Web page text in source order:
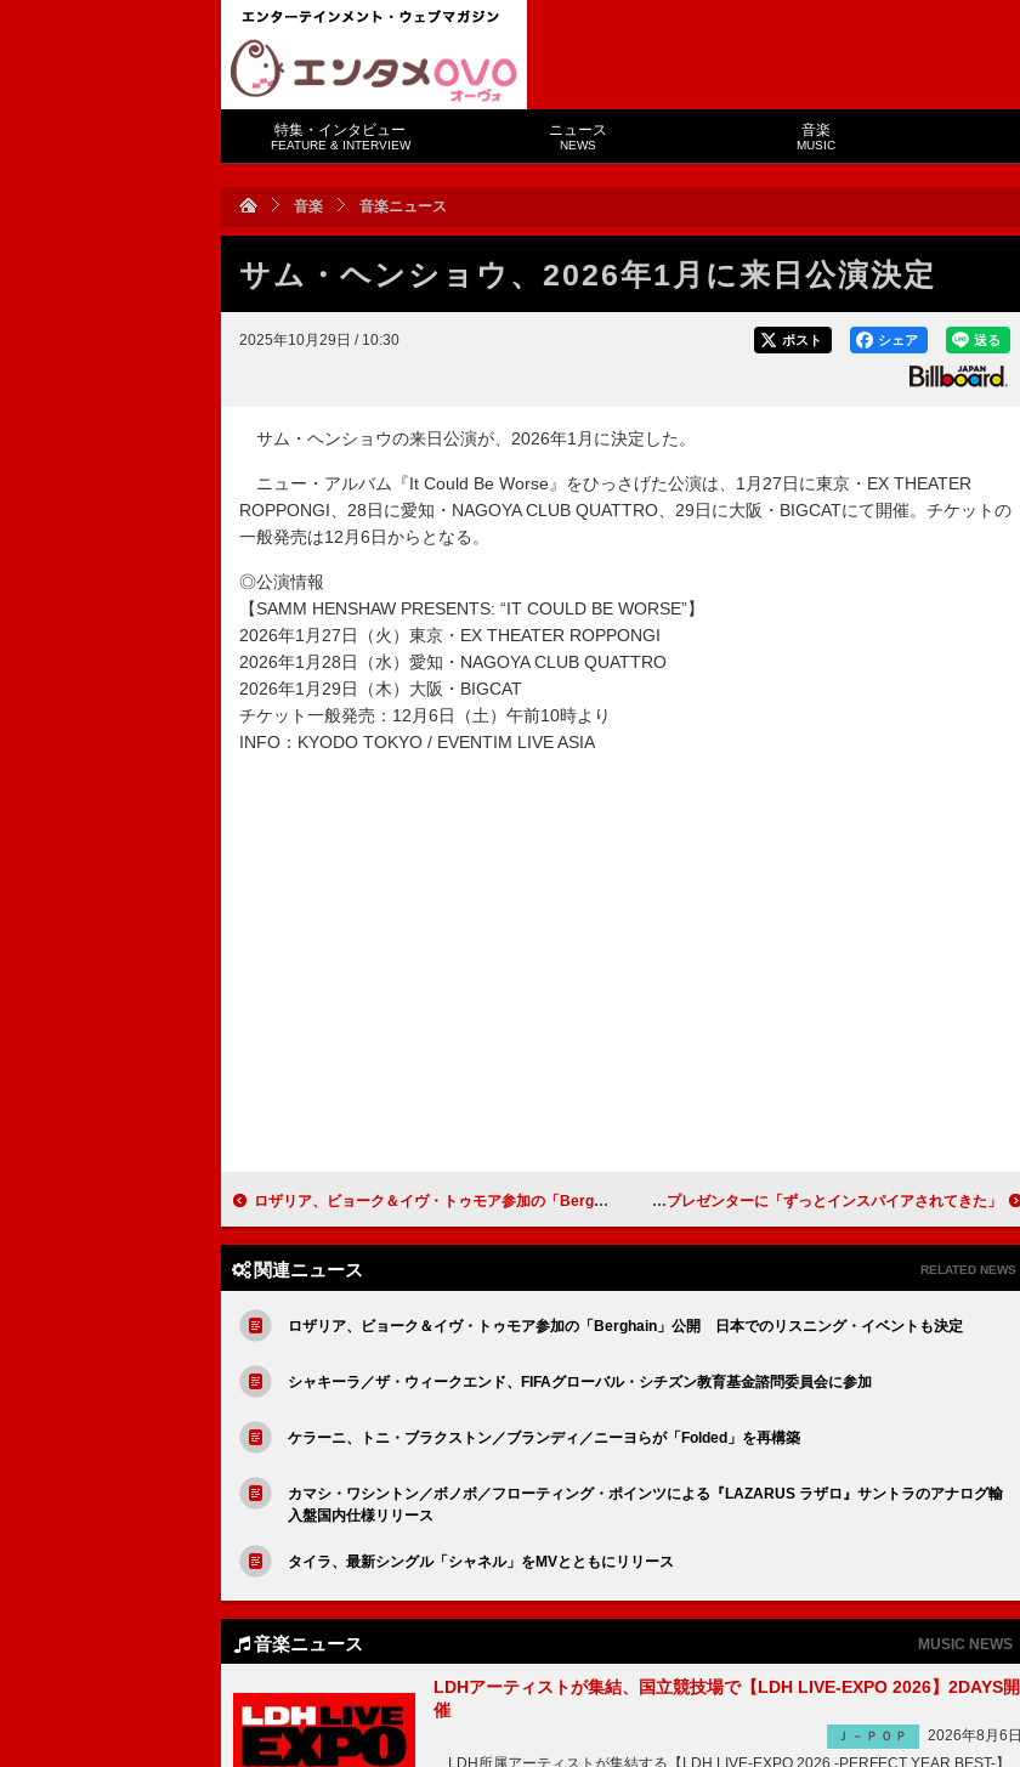
特集・インタビュー
FEATURE & INTERVIEW
ニュース
NEWS
音楽
MUSIC
音楽 音楽ニュース
サム・ヘンショウ、2026年1月に来日公演決定
2025年10月29日 / 10:30 送る
シェア
ポスト
サム・ヘンショウの来日公演が、2026年1月に決定した。
ニュー・アルバム『It Could Be Worse』をひっさげた公演は、1月27日に東京・EX THEATER
ROPPONGI、28日に愛知・NAGOYA CLUB QUATTRO、29日に大阪・BIGCATにて開催。チケットの
一般発売は12月6日からとなる。
◎公演情報
【SAMM HENSHAW PRESENTS: “IT COULD BE WORSE”】
2026年1月27日（火）東京・EX THEATER ROPPONGI
2026年1月28日（水）愛知・NAGOYA CLUB QUATTRO
2026年1月29日（木）大阪・BIGCAT
チケット一般発売：12月6日（土）午前10時より
INFO：KYODO TOKYO / EVENTIM LIVE ASIA
ロザリア、ビョーク＆イヴ・トゥモア参加の「Berghain」公開 日本でのリスニング・イベントも決定 チャペル・ローン、シンディ・ローパー【ロックの殿堂】入りのプレゼンターに「ずっとインスパイアされてきた」
関連ニュース RELATED NEWS
ロザリア、ビョーク＆イヴ・トゥモア参加の「Berghain」公開 日本でのリスニング・イベントも決定
シャキーラ／ザ・ウィークエンド、FIFAグローバル・シチズン教育基金諮問委員会に参加
ケラーニ、トニ・ブラクストン／ブランディ／ニーヨらが「Folded」を再構築
カマシ・ワシントン／ボノボ／フローティング・ポインツによる『LAZARUS ラザロ』サントラのアナログ輸
入盤国内仕様リリース
タイラ、最新シングル「シャネル」をMVとともにリリース
音楽ニュース MUSIC NEWS
LDHアーティストが集結、国立競技場で【LDH LIVE-EXPO 2026】2DAYS開
催
Ｊ－ＰＯＰ
2026年8月6日
LDH所属アーティストが集結する【LDH LIVE-EXPO 2026 -PERFECT YEAR BEST-】